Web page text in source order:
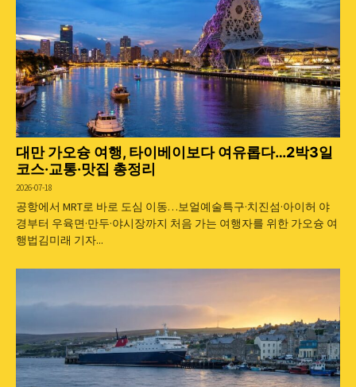
대만 가오슝 여행, 타이베이보다 여유롭다…2박3일
코스·교통·맛집 총정리
2026-07-18
공항에서 MRT로 바로 도심 이동…보얼예술특구·치진섬·아이허 야
경부터 우육면·만두·야시장까지 처음 가는 여행자를 위한 가오슝 여
행법김미래 기자...